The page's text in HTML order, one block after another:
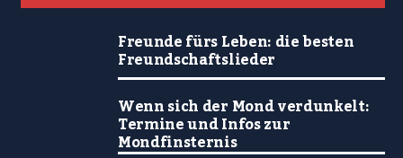
Freunde fürs Leben: die besten
Freundschaftslieder
Wenn sich der Mond verdunkelt:
Termine und Infos zur
Mondfinsternis